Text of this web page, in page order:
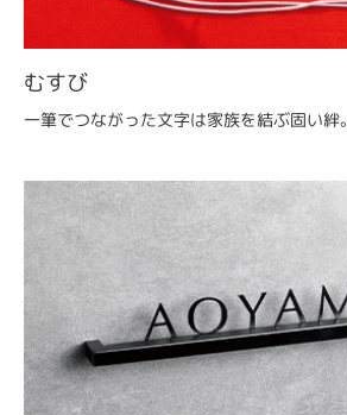
むすび
一筆でつながった文字は家族を結ぶ固い絆。